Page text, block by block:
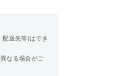
配送先等)はでき
なる場合がご